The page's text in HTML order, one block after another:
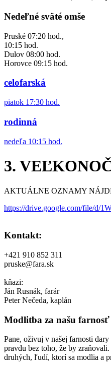
Nedeľné sväté omše
Pruské 07:20 hod.,
10:15 hod.
Dulov 08:00 hod.
Horovce 09:15 hod.
celofarská
piatok 17:30 hod.
rodinná
nedeľa 10:15 hod.
3.
AKTUÁLNE OZNAMY
https://drive.google.com/file/d/
Kontakt:
+421 910 852 311
pruske@fara.sk
kňazi:
Ján Rusnák, farár
Peter Nečeda, kaplán
Modlitba za našu farnosť
Pane, oživuj v našej farnosti
pravdu bez toho, že by
druhých, ľudí, ktorí sa modlia a